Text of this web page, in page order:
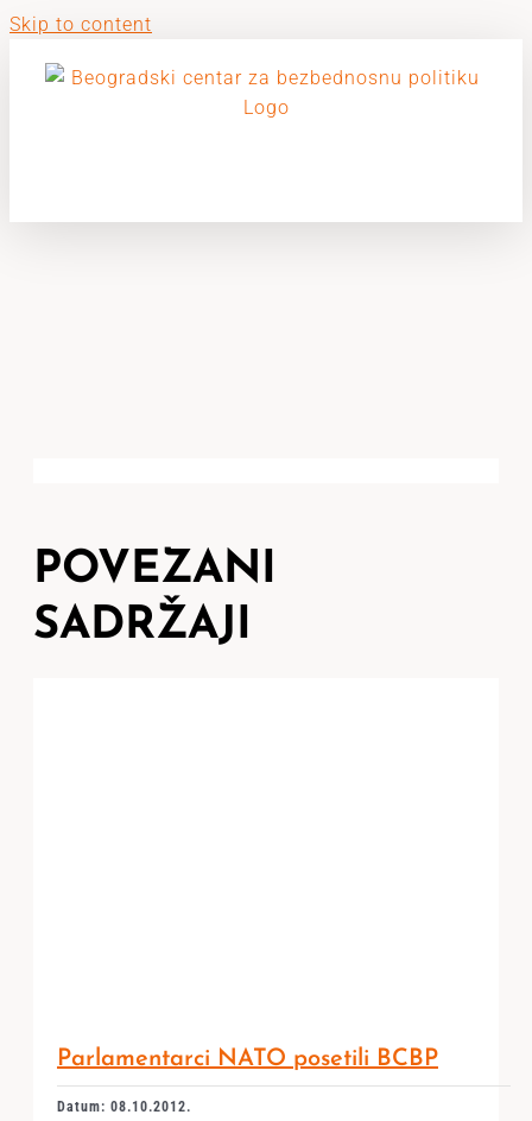
Skip to content
POVEZANI
SADRŽAJI
Parlamentarci NATO posetili BCBP
Datum: 08.10.2012.